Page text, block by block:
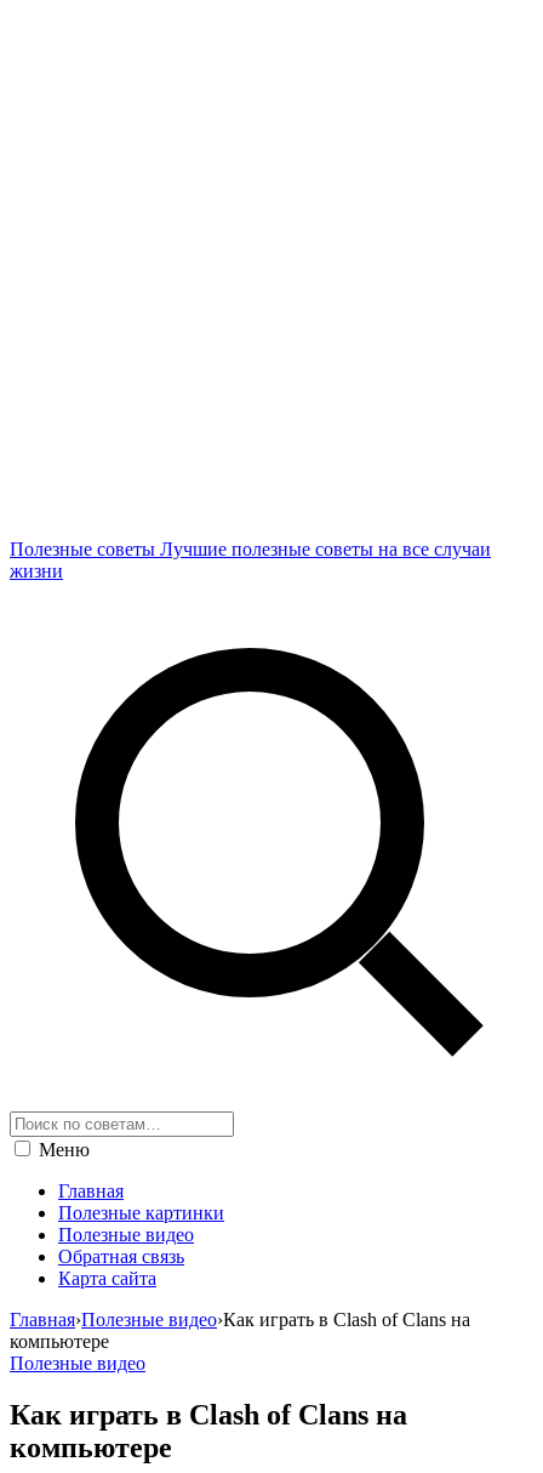
Полезные советы Лучшие полезные советы на все случаи
жизни
Меню
Главная
Полезные картинки
Полезные видео
Обратная связь
Карта сайта
Главная›Полезные видео›Как играть в Clash of Clans на
компьютере
Полезные видео
Как играть в Clash of Clans на
компьютере